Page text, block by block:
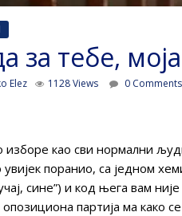
за тебе,
Elez 1128 Views 0 Comments
изборе као сви нормални
увијек поранио, са једном
сине”) и код њега вам
опозициона партија ма